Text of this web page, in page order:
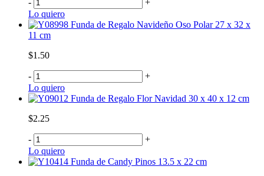
-
+
Lo quiero
Funda de Regalo Navideño Oso Polar 27 x 32 x
11 cm
$1.50
-
+
Lo quiero
Funda de Regalo Flor Navidad 30 x 40 x 12 cm
$2.25
-
+
Lo quiero
Funda de Candy Pinos 13.5 x 22 cm